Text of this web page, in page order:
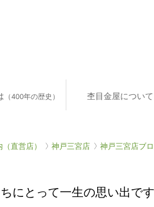
（400年の歴史） 杢目金屋について
直営店） 神戸三宮店 神戸三宮店ブ
にとって一生の思い出で